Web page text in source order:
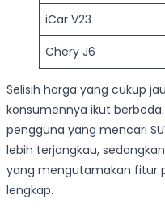
iCar V23
Chery J6
Selisih harga yang cukup
konsumennya ikut
pengguna yang mencari
lebih terjangkau,
yang mengutamakan fitur
lengkap.